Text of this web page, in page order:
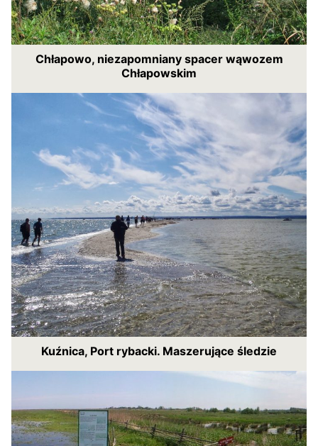
Chłapowo, niezapomniany spacer wąwozem
Chłapowskim
Kuźnica, Port rybacki. Maszerujące śledzie